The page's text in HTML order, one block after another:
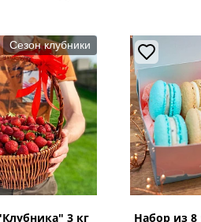
Сезон клубники
3 кг Набор из